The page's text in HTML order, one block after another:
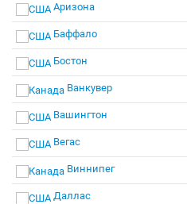
Аризона
Баффало
Бостон
Ванкувер
Вашингтон
Вегас
Виннипег
Даллас